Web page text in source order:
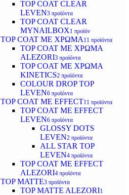
TOP COAT CLEAR
LEVEN3 προϊόντα
TOP COAT CLEAR
MYNAILBOX1 προϊόν
TOP COAT ΜΕ ΧΡΩΜΑ 11 προϊόντα
TOP COAT ΜΕ ΧΡΩΜΑ
ALEZORI3 προϊόντα
TOP COAT ΜΕ ΧΡΩΜΑ
KINETICS2 προϊόντα
COLOUR DROP TOP
LEVEN6 προϊόντα
TOP COAT ΜΕ EFFECT11 προϊόντα
TOP COAT ME EFFECT
LEVEN6 προϊόντα
GLOSSY DOTS
LEVEN2 προϊόντα
ALL STAR TOP
LEVEN4 προϊόντα
TOP COAT ME EFFECT
ALEZORI4 προϊόντα
TOP MATTE3 προϊόντα
TOP MATTE ALEZORI1